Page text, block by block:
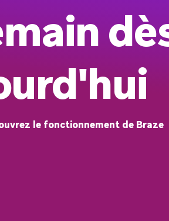
le fonctionnement de Braze